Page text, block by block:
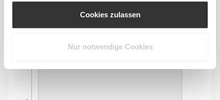
Cookies zulassen
Nur notwendige Cookies